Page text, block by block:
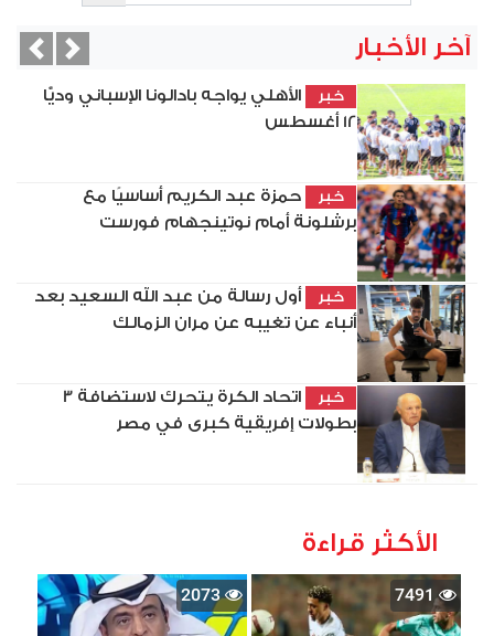
آخر الأخبار
خبر
الأهلي يواجه بادالونا الإسباني وديًّا
12 أغسطس
خبر
حمزة عبد الكريم أساسيًا مع
برشلونة أمام نوتينجهام فورست
خبر
أول رسالة من عبد الله السعيد بعد
أنباء عن تغيبه عن مران الزمالك
خبر
اتحاد الكرة يتحرك لاستضافة 3
بطولات إفريقية كبرى في مصر
Next
الأكثر قراءة
7491
2073